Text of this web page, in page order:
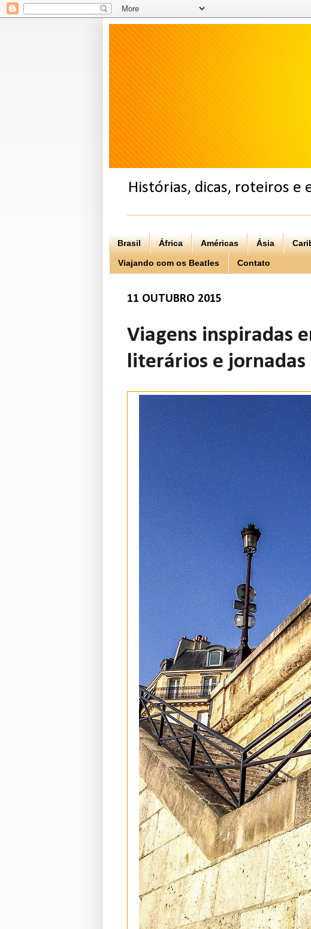
Histórias, dicas, roteiros e
Brasil África Américas Ásia
Viajando com os Beatles Contato
11 OUTUBRO 2015
Viagens inspiradas
literários e